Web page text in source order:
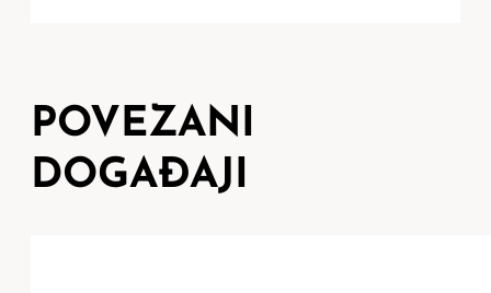
POVEZANI
DOGAĐAJI